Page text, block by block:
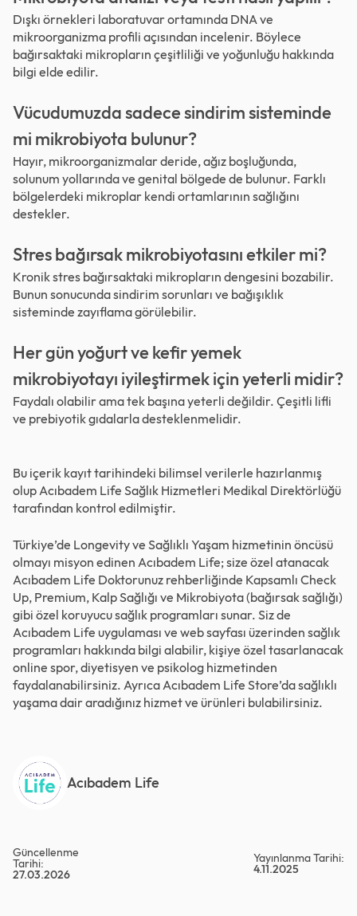
Dışkı örnekleri laboratuvar ortamında DNA ve
mikroorganizma profili açısından incelenir. Böylece
bağırsaktaki mikropların çeşitliliği ve yoğunluğu hakkında
bilgi elde edilir.
Vücudumuzda sadece sindirim sisteminde
mi mikrobiyota bulunur?
Hayır, mikroorganizmalar deride, ağız boşluğunda,
solunum yollarında ve genital bölgede de bulunur. Farklı
bölgelerdeki mikroplar kendi ortamlarının sağlığını
destekler.
Stres bağırsak mikrobiyotasını etkiler mi?
Kronik stres bağırsaktaki mikropların dengesini bozabilir.
Bunun sonucunda sindirim sorunları ve bağışıklık
sisteminde zayıflama görülebilir.
Her gün yoğurt ve kefir yemek
mikrobiyotayı iyileştirmek için yeterli midir?
Faydalı olabilir ama tek başına yeterli değildir. Çeşitli lifli
ve prebiyotik gıdalarla desteklenmelidir.
Bu içerik kayıt tarihindeki bilimsel verilerle hazırlanmış
olup Acıbadem Life Sağlık Hizmetleri Medikal Direktörlüğü
tarafından kontrol edilmiştir.
Türkiye’de Longevity ve Sağlıklı Yaşam hizmetinin öncüsü
olmayı misyon edinen Acıbadem Life; size özel atanacak
Acıbadem Life Doktorunuz rehberliğinde Kapsamlı Check
Up, Premium, Kalp Sağlığı ve Mikrobiyota (bağırsak sağlığı)
gibi özel koruyucu sağlık programları sunar. Siz de
Acıbadem Life uygulaması ve web sayfası üzerinden sağlık
programları hakkında bilgi alabilir, kişiye özel tasarlanacak
online spor,diyetisyen ve psikolog hizmetinden
faydalanabilirsiniz. Ayrıca Acıbadem Life Store’dasağlıklı
yaşama dair aradığınız hizmet ve ürünleri bulabilirsiniz.
Acıbadem Life
Güncellenme
Tarihi:
27.03.2026
Yayınlanma Tarihi:
4.11.2025